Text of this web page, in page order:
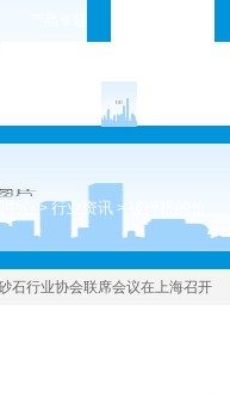
>行业资讯 >
石行业协会联席会议在上海召开